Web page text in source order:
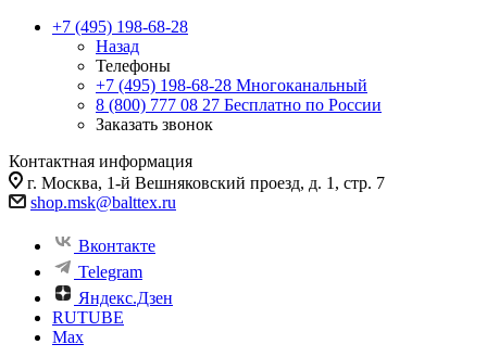
+7 (495) 198-68-28
Назад
Телефоны
+7 (495) 198-68-28 Многоканальный
8 (800) 777 08 27 Бесплатно по России
Заказать звонок
Контактная информация
г. Москва, 1-й Вешняковский проезд, д. 1, стр. 7
shop.msk@balttex.ru
Вконтакте
Telegram
Яндекс.Дзен
RUTUBE
Max